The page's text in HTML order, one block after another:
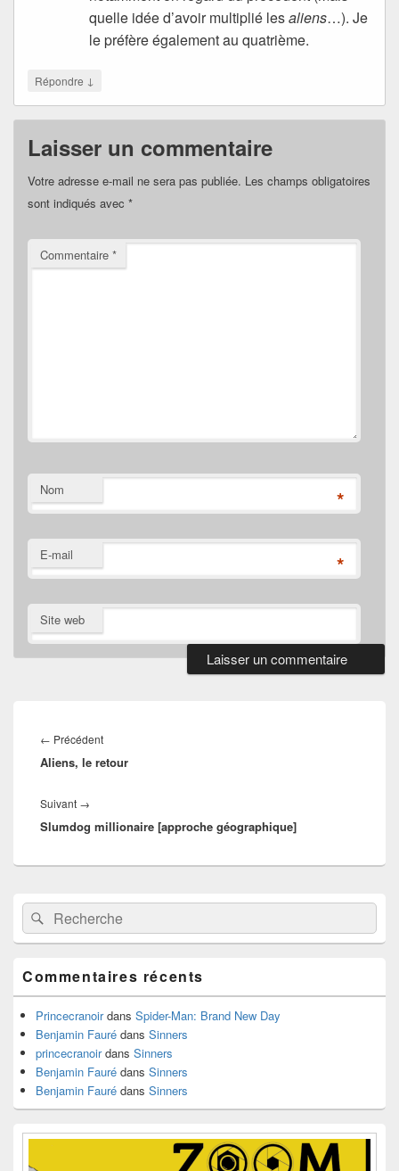
quelle idée d’avoir multiplié lesaliens…). Je
le préfère également au quatrième.
Répondre ↓
Laisser un commentaire
Votre adresse e-mail ne sera pas publiée. Les champs obligatoires
sont indiqués avec *
Commentaire *
Nom *
E-mail *
Site web
de
l’article
← PrécédentArticle
précédent :
Aliens, le retour
Suivant →
suivant :
Slumdog millionaire [approche géographique]
Zone
principale
de
widget
barre
latérale
Recherche :Rechercher
Commentaires récents
Princecranoirdans Spider-Man: Brand New Day
Benjamin Fauré dans Sinners
princecranoirdans Sinners
Benjamin Fauré dans Sinners
Benjamin Fauré dans Sinners